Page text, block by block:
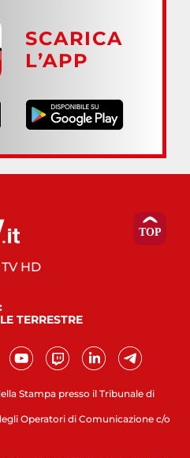
SCARICA
L’APP
Stampa presso il Tribunale di
Operatori di Comunicazione c/o
HD
TERRESTRE